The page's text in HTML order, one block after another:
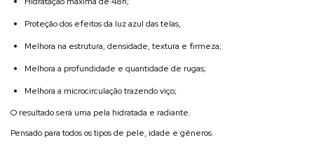
Proteção dos efeitos da luz azul das telas,
Melhora na estrutura, densidade, textura e firmeza;
Melhora a profundidade e quantidade de rugas;
Melhora a microcirculação trazendo viço;
O resultado será uma pela hidratada e radiante.
Pensado para todos os tipos de pele, idade e gêneros.